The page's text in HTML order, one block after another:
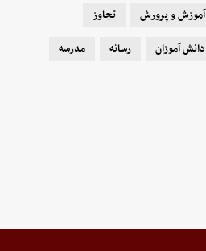
آموزش و پرورش
تجاوز
دانش آموزان
رسانه مدرسه